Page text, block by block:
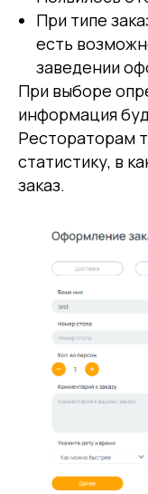
При типе
есть
заведении
При выборе
информация
Рестораторам
статистику, в
заказ.